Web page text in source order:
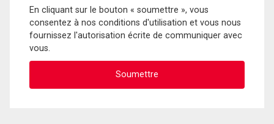
En cliquant sur le bouton « soumettre », vous
consentez à nos conditions d'utilisation et vous nous
fournissez l'autorisation écrite de communiquer avec
vous.